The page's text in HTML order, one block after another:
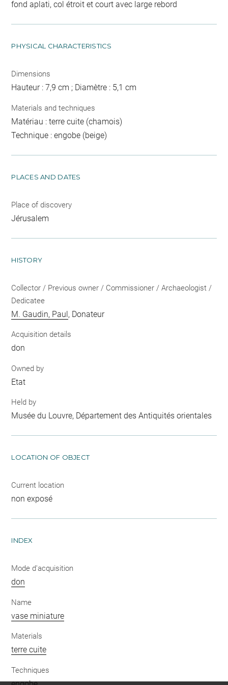
fond aplati, col étroit et court avec large rebord
PHYSICAL CHARACTERISTICS
Dimensions
Hauteur : 7,9 cm ; Diamètre : 5,1 cm
Materials and techniques
Matériau : terre cuite (chamois)
Technique : engobe (beige)
PLACES AND DATES
Place of discovery
Jérusalem
HISTORY
Collector / Previous owner / Commissioner / Archaeologist /
Dedicatee
M. Gaudin, Paul, Donateur
Acquisition details
don
Owned by
Etat
Held by
Musée du Louvre, Département des Antiquités orientales
LOCATION OF OBJECT
Current location
non exposé
INDEX
Mode d'acquisition
don
Name
vase miniature
Materials
terre cuite
Techniques